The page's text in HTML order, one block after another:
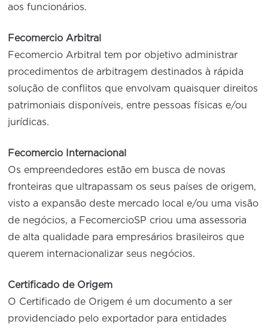
aos funcionários.
Fecomercio Arbitral
Fecomercio Arbitral tem por objetivo administrar
procedimentos de arbitragem destinados à rápida
solução de conflitos que envolvam quaisquer direitos
patrimoniais disponíveis, entre pessoas físicas e/ou
jurídicas.
Fecomercio Internacional
Os empreendedores estão em busca de novas
fronteiras que ultrapassam os seus países de origem,
visto a expansão deste mercado local e/ou uma visão
de negócios, a FecomercioSP criou uma assessoria
de alta qualidade para empresários brasileiros que
querem internacionalizar seus negócios.
Certificado de Origem
O Certificado de Origem é um documento a ser
providenciado pelo exportador para entidades